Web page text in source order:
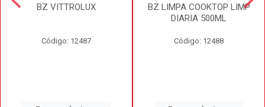
BZ VITTROLUX
Código: 12487
BZ LIMPA COOKTOP LIMP
DIARIA 500ML
Código: 12488